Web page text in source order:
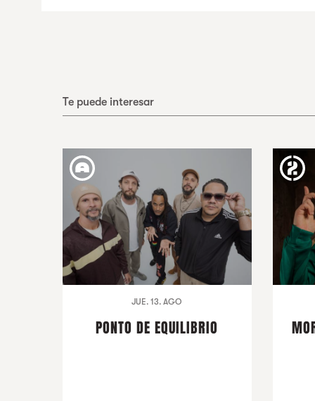
Te puede interesar
JUE. 13. AGO
PONTO DE EQUILIBRIO